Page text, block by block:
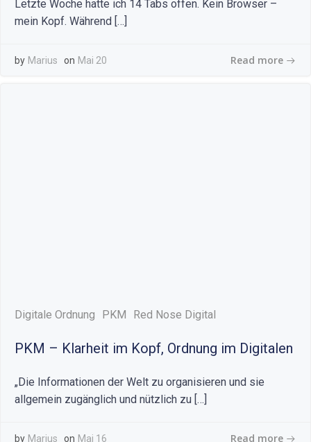
Letzte Woche hatte ich 14 Tabs offen. Kein Browser –
mein Kopf. Während […]
by Marius on Mai 20 Read more
Digitale Ordnung PKM Red Nose Digital
PKM – Klarheit im Kopf, Ordnung im Digitalen
„Die Informationen der Welt zu organisieren und sie
allgemein zugänglich und nützlich zu […]
by Marius on Mai 16 Read more